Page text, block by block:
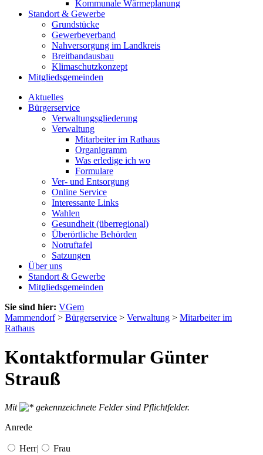
Kommunale Wärmeplanung
Standort & Gewerbe
Grundstücke
Gewerbeverband
Nahversorgung im Landkreis
Breitbandausbau
Klimaschutzkonzept
Mitgliedsgemeinden
Aktuelles
Bürgerservice
Verwaltungsgliederung
Verwaltung
Mitarbeiter im Rathaus
Organigramm
Was erledige ich wo
Formulare
Ver- und Entsorgung
Online Service
Interessante Links
Wahlen
Gesundheit (überregional)
Überörtliche Behörden
Notruftafel
Satzungen
Über uns
Standort & Gewerbe
Mitgliedsgemeinden
Sie sind hier: VGem
Mammendorf> Bürgerservice > Verwaltung > Mitarbeiter im
Rathaus
Kontaktformular Günter
Strauß
Mit
gekennzeichnete Felder sind Pflichtfelder.
Anrede
Herr| Frau